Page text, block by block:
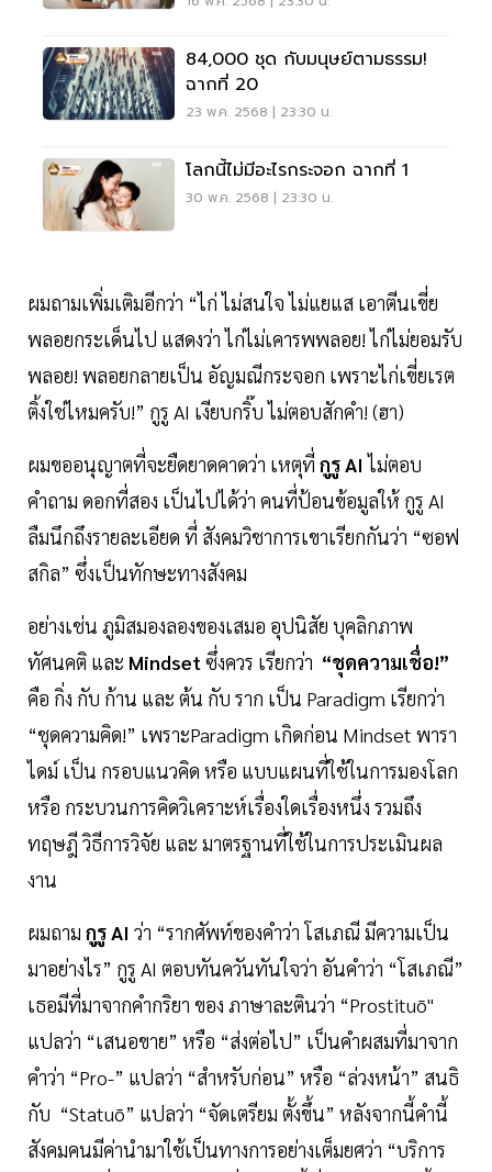
84,000 ชุด กับมนุษย์ตามธรรม!
ฉากที่ 20
23 พ.ค. 2568 | 23:30 น.
โลกนี้ไม่มีอะไรกระจอก ฉากที่ 1
30 พ.ค. 2568 | 23:30 น.
ผมถามเพิ่มเติมอีกว่า “ไก่ ไม่สนใจ ไม่แยแส เอาตีนเขี่ย
พลอยกระเด็นไป แสดงว่า ไก่ไม่เคารพพลอย! ไก่ไม่ยอมรับ
พลอย! พลอยกลายเป็น อัญมณีกระจอก เพราะไก่เขี่ยเรต
ติ้งใช่ไหมครับ!” กูรู AI เงียบกริ๊บ ไม่ตอบสักคำ! (ฮา)
ผมขออนุญาตที่จะยืดยาดคาดว่า เหตุที่ กูรู AI ไม่ตอบ
คำถาม ดอกที่สอง เป็นไปได้ว่า คนที่ป้อนข้อมูลให้ กูรู AI
ลืมนึกถึงรายละเอียด ที่ สังคมวิชาการเขาเรียกกันว่า “ซอฟ
สกิล” ซึ่งเป็นทักษะทางสังคม
อย่างเช่น ภูมิสมองลองของเสมอ อุปนิสัย บุคลิกภาพ
ทัศนคติ และ Mindsetซึ่งควร เรียกว่า “ชุดความเชื่อ!”
คือ กิ่ง กับ ก้าน และ ต้น กับ ราก เป็น Paradigm เรียกว่า
“ชุดความคิด!” เพราะParadigm เกิดก่อน Mindset พารา
ไดม์ เป็น กรอบแนวคิด หรือ แบบแผนที่ใช้ในการมองโลก
หรือ กระบวนการคิดวิเคราะห์เรื่องใดเรื่องหนึ่ง รวมถึง
ทฤษฎี วิธีการวิจัย และ มาตรฐานที่ใช้ในการประเมินผล
งาน
ผมถาม กูรู AI ว่า “รากศัพท์ของคำว่า โสเภณี มีความเป็น
มาอย่างไร” กูรู AI ตอบทันควันทันใจว่า อันคำว่า “โสเภณี”
เธอมีที่มาจากคำกริยา ของ ภาษาละตินว่า “Prostituō"
แปลว่า “เสนอขาย” หรือ “ส่งต่อไป” เป็นคำผสมที่มาจาก
คำว่า “Pro-” แปลว่า “สำหรับก่อน” หรือ “ล่วงหน้า” สนธิ
กับ “Statuō” แปลว่า “จัดเตรียม ตั้งขึ้น” หลังจากนี้คำนี้
สังคมคนมีค่านำมาใช้เป็นทางการอย่างเต็มยศว่า “บริการ